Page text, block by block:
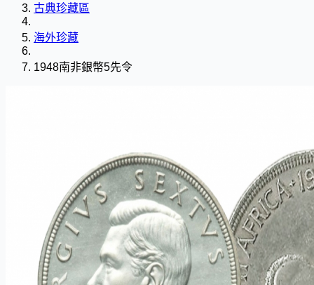
古典珍藏區
海外珍藏
1948南非銀幣5先令